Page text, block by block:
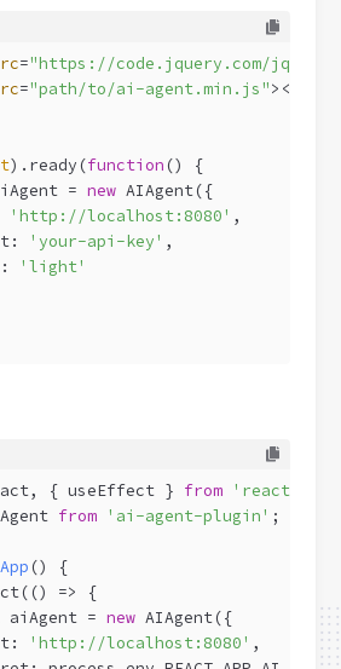
="https://code.jquery.com/
="path/to/ai-agent.min.js"> </
).ready(function ()
{
= new AIAgent({
'http://localhost:8080' ,
'your-api-key' ,
'light'
{ useEffect } from 'react'
from 'ai-agent-plugin' ;
App ()
{
() => {
aiAgent = new AIAgent({
'http://localhost:8080' ,